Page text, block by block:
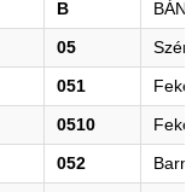
B
05
051
0510
052